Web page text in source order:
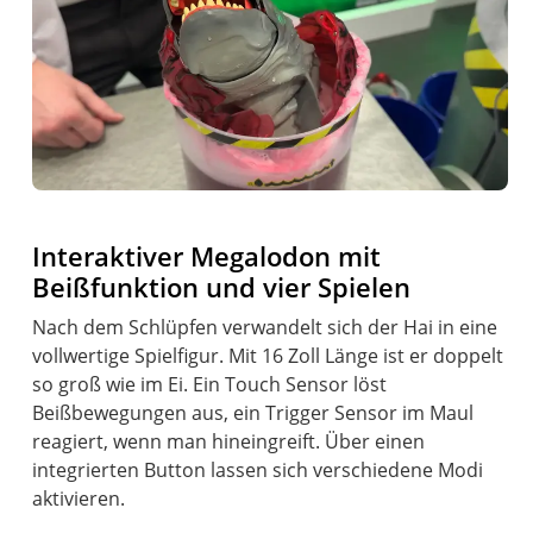
Interaktiver Megalodon mit
Beißfunktion und vier Spielen
Nach dem Schlüpfen verwandelt sich der Hai in eine
vollwertige Spielfigur. Mit 16 Zoll Länge ist er doppelt
so groß wie im Ei. Ein Touch Sensor löst
Beißbewegungen aus, ein Trigger Sensor im Maul
reagiert, wenn man hineingreift. Über einen
integrierten Button lassen sich verschiedene Modi
aktivieren.